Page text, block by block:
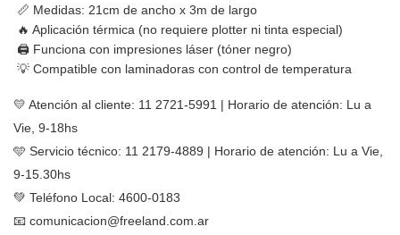
📏 Medidas: 21cm de ancho x 3m de largo
🔥 Aplicación térmica (no requiere plotter ni tinta especial)
🖨️ Funciona con impresiones láser (tóner negro)
💡 Compatible con laminadoras con control de temperatura
💛 Atención al cliente: 11 2721-5991 | Horario de atención: Lu a
Vie, 9-18hs
🩵 Servicio técnico: 11 2179-4889 | Horario de atención: Lu a Vie,
9-15.30hs
💚 Teléfono Local: 4600-0183
📧 comunicacion@freeland.com.ar